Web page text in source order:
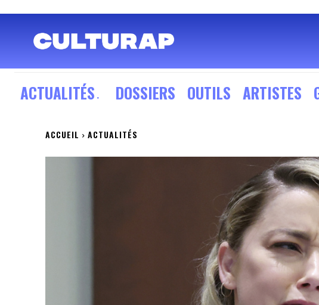
ACTUALITÉS DOSSIERS OUTILS ARTISTES
ACCUEIL ACTUALITÉS